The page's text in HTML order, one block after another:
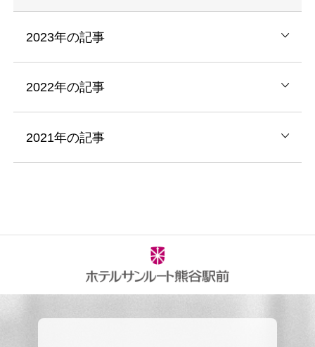
2023年の記事
2022年の記事
2021年の記事